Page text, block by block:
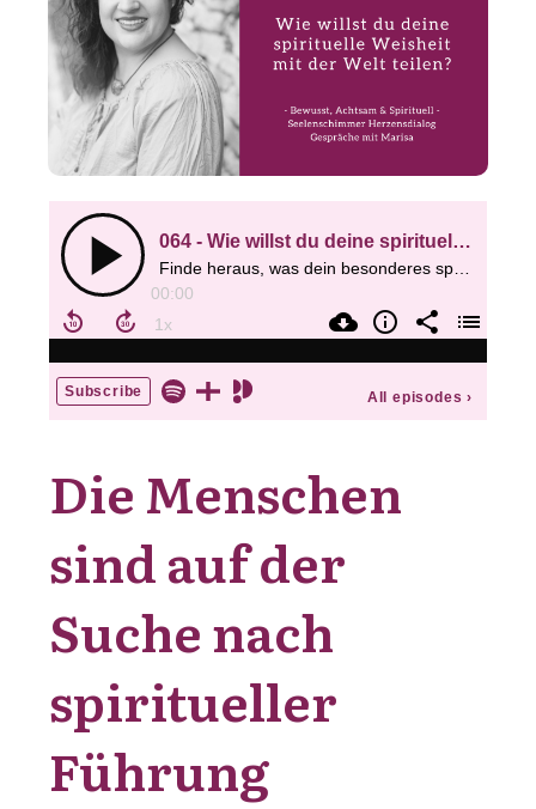
Die Menschen
sind auf der
Suche nach
spiritueller
Führung